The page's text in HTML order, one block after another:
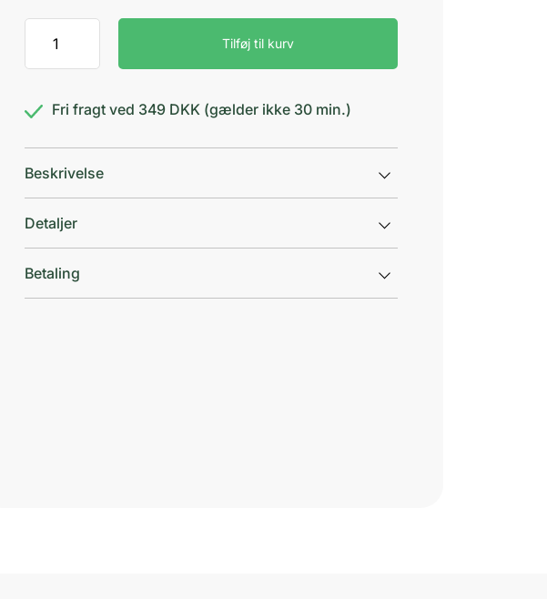
mg/g
Tilføj til kurv
Fri fragt ved 349 DKK (gælder ikke 30 min.)
Beskrivelse
Detaljer
Betaling